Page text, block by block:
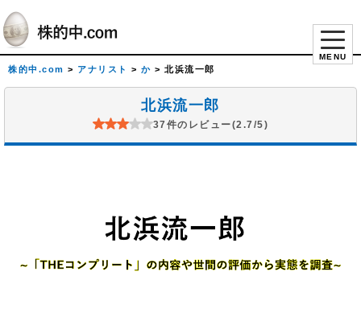
MENU
株的中.com > アナリスト > か > 北浜流一郎
北浜流一郎
37件のレビュー(2.7/5)